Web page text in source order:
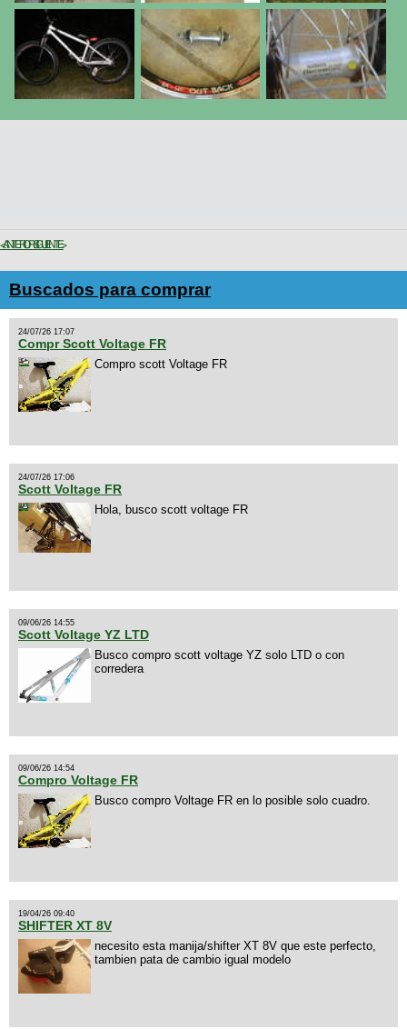
< ANTERIORSIGUIENTE >
Buscados para comprar
24/07/26 17:07
Compr Scott Voltage FR
Compro scott Voltage FR
24/07/26 17:06
Scott Voltage FR
Hola, busco scott voltage FR
09/06/26 14:55
Scott Voltage YZ LTD
Busco compro scott voltage YZ solo LTD o con
corredera
09/06/26 14:54
Compro Voltage FR
Busco compro Voltage FR en lo posible solo cuadro.
19/04/26 09:40
SHIFTER XT 8V
necesito esta manija/shifter XT 8V que este perfecto,
tambien pata de cambio igual modelo